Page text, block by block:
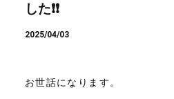
した❗❗
2025/04/03
お世話になります。